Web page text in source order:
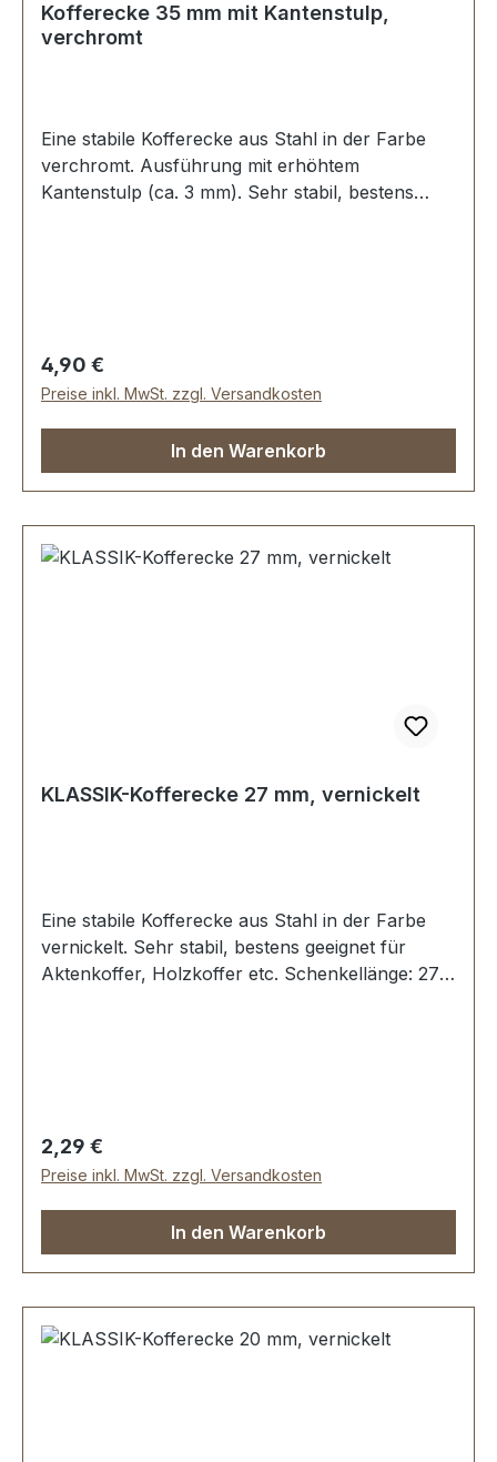
Kofferecke 35 mm mit Kantenstulp,
verchromt
Eine stabile Kofferecke aus Stahl in der Farbe
verchromt. Ausführung mit erhöhtem
Kantenstulp (ca. 3 mm). Sehr stabil, bestens
Regulärer Preis:
4,90 €
Preise inkl. MwSt. zzgl. Versandkosten
In den Warenkorb
KLASSIK-Kofferecke 27 mm, vernickelt
Eine stabile Kofferecke aus Stahl in der Farbe
vernickelt. Sehr stabil, bestens geeignet für
Aktenkoffer, Holzkoffer etc. Schenkellänge: 27
Regulärer Preis:
2,29 €
Preise inkl. MwSt. zzgl. Versandkosten
In den Warenkorb